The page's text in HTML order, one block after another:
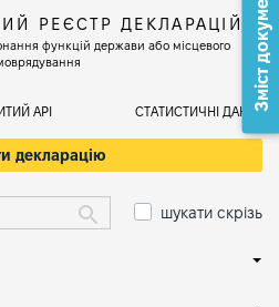
РЕЄСТР ДЕКЛАРАЦІЙ
функцій держави або місцевого
АРІ СТАТИСТИЧНІ ДАНІ
декларацію
шукати скрізь
Зміст документа